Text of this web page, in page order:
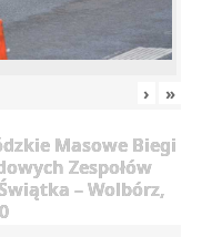
› »
Masowe Biegi
Zespołów
– Wolbórz,